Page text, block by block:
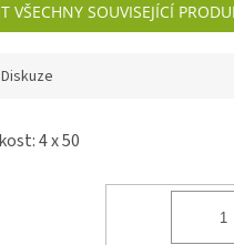
VŠECHNY SOUVISEJÍCÍ
Diskuze
4 x 50